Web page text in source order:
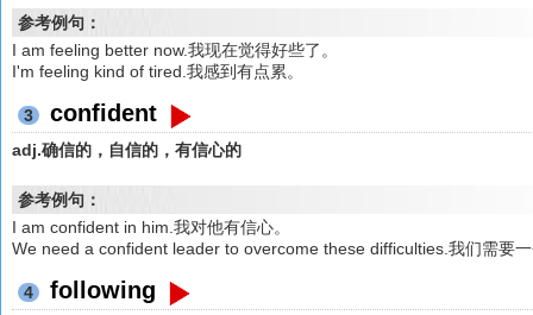
参考例句：
I am feeling better now.我现在觉得好些了。
I'm feeling kind of tired.我感到有点累。
3 confident
adj.确信的，自信的，有信心的
参考例句：
I am confident in him.我对他有信心。
We need a confident leader to overcome these difficulties.我们需要
4 following